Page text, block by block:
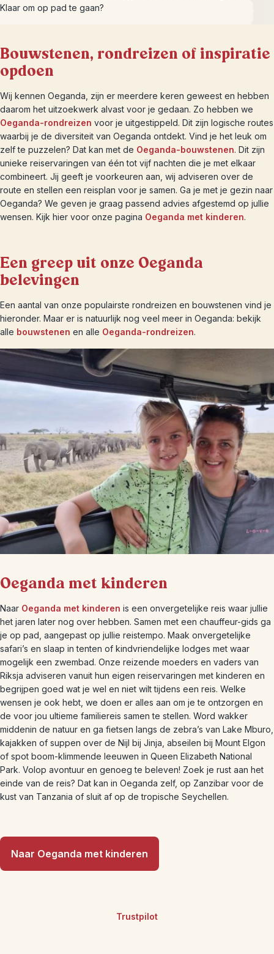
Klaar om op pad te gaan?
Bouwstenen, rondreizen of inspiratie
opdoen
Wij kennen Oeganda, zijn er meerdere keren geweest en hebben
daarom het uitzoekwerk alvast voor je gedaan. Zo hebben we
Oeganda-rondreizen voor je uitgestippeld. Dit zijn logische routes
waarbij je de diversiteit van Oeganda ontdekt. Vind je het leuk om
zelf te puzzelen? Dat kan met de Oeganda-bouwstenen. Dit zijn
unieke reiservaringen van één tot vijf nachten die je met elkaar
combineert. Jij geeft je voorkeuren aan, wij adviseren over de
route en stellen een reisplan voor je samen. Ga je met je gezin naar
Oeganda? We geven je graag passend advies afgestemd op jullie
wensen. Kijk hier voor onze pagina Oeganda met kinderen.
Een greep uit onze Oeganda
belevingen
Een aantal van onze populairste rondreizen en bouwstenen vind je
hieronder. Maar er is natuurlijk nog veel meer in Oeganda: bekijk
alle bouwstenen en alle Oeganda-rondreizen.
Oeganda met kinderen
Naar Oeganda met kinderen is een onvergetelijke reis waar jullie
het jaren later nog over hebben. Samen met een chauffeur-gids ga
je op pad, aangepast op jullie reistempo. Maak onvergetelijke
safari’s en slaap in tenten of kindvriendelijke lodges met waar
mogelijk een zwembad. Onze reizende moeders en vaders van
Riksja adviseren vanuit hun eigen reiservaringen met kinderen en
begrijpen goed wat je wel en niet wilt tijdens een reis. Welke
wensen je ook hebt, we doen er alles aan om je te ontzorgen en
de voor jou ultieme familiereis samen te stellen. Word wakker
middenin de natuur en ga fietsen langs de zebra’s van Lake Mburo,
kajakken of suppen over de Nijl bij Jinja, abseilen bij Mount Elgon
of spot boom-klimmende leeuwen in Queen Elizabeth National
Park. Volop avontuur en genoeg te beleven! Zoek je rust aan het
einde van de reis? Dat kan in Oeganda zelf, op Zanzibar voor de
kust van Tanzania of sluit af op de tropische Seychellen.
Naar Oeganda met kinderen
Trustpilot